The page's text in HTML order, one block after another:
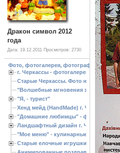
Дракон символ 2012
года
Дата: 19.12.2011 Просмотров: 2730
Фото, фотогалерея, фотографии
г. Черкассы - фотогалерея
Старые Черкассы. Фото начало ХХ ст.
"Волшебные мгновения зимы"
"Я, - турист"
Хенд мейд (HandMade) г. Черкассы, -
"Домашние любимцы" - фото
Ландшафтный дизайн г. Черкассы
"Мое меню" - кулинарные рецепты
Старые елочные игрушки